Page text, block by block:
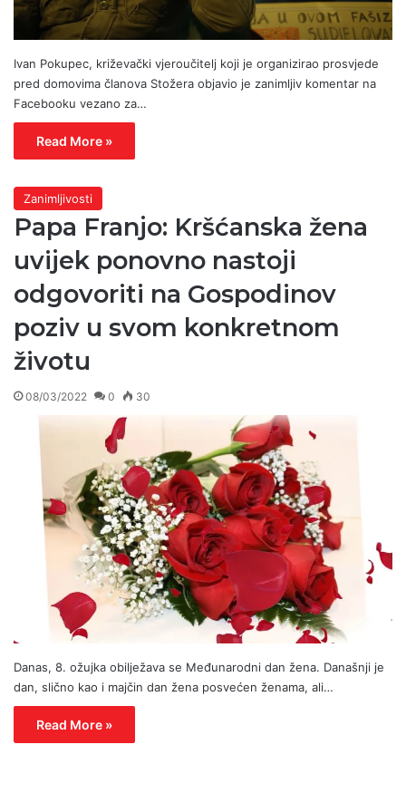
Ivan Pokupec, križevački vjeroučitelj koji je organizirao prosvjede
pred domovima članova Stožera objavio je zanimljiv komentar na
Facebooku vezano za…
Read More »
Zanimljivosti
Papa Franjo: Kršćanska žena
uvijek ponovno nastoji
odgovoriti na Gospodinov
poziv u svom konkretnom
životu
08/03/2022 0 30
Danas, 8. ožujka obilježava se Međunarodni dan žena. Današnji je
dan, slično kao i majčin dan žena posvećen ženama, ali…
Read More »